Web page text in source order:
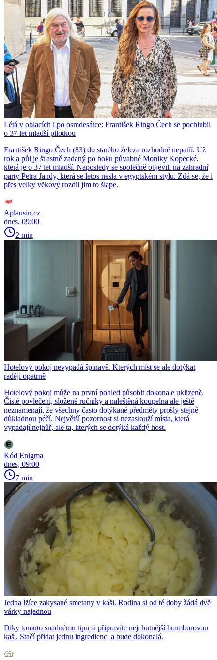
Létá v oblacích i po osmdesátce: František Ringo Čech se pochlubil
o 37 let mladší pilotkou
František Ringo Čech (83) do starého železa rozhodně nepatří. Už
rok a půl je šťastně zadaný po boku půvabné Moniky Kopecké,
která je o 37 let mladší. Naposledy se společně objevili na zahradní
party Petra Jandy, která se letos nesla v egyptském stylu. Zdá se, že i
přes velký věkový rozdíl jim to šlape.
Aplausin.cz
dnes, 09:00
2 min
Hotelový pokoj nevypadá špinavě. Kterých míst se ale dotýkat
raději opatrně
Hotelový pokoj může na první pohled působit dokonale uklizeně.
Čisté povlečení, složené ručníky a naleštěná koupelna ale ještě
neznamenají, že všechny často dotýkané předměty prošly stejně
důkladnou péčí. Největší pozornost si nezaslouží místa, která
vypadají nejhůř, ale ta, kterých se dotýká každý host.
Kód Enigma
dnes, 09:00
7 min
Jedna lžíce zakysané smetany v kaši. Rodina si od té doby žádá dvě
várky najednou
Díky tomuto snadnému tipu si připravíte nejchutnější bramborovou
kaši. Stačí přidat jednu ingredienci a bude dokonalá.